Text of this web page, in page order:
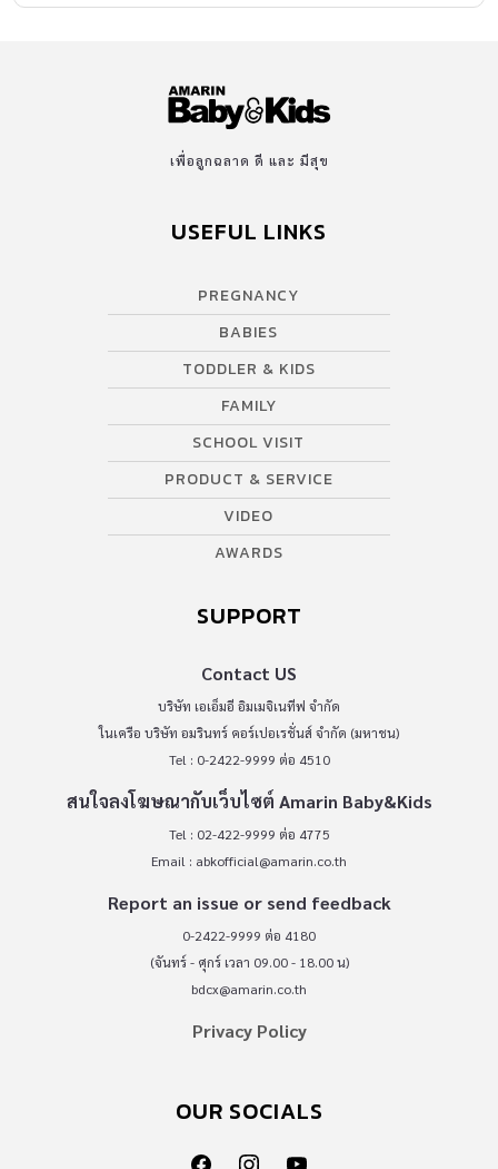
เพื่อลูกฉลาด ดี และ มีสุข
USEFUL LINKS
PREGNANCY
BABIES
TODDLER & KIDS
FAMILY
SCHOOL VISIT
PRODUCT & SERVICE
VIDEO
AWARDS
SUPPORT
Contact US
บริษัท เอเอ็มอี อิมเมจิเนทีฟ จำกัด
ในเครือ บริษัท อมรินทร์ คอร์เปอเรชั่นส์ จำกัด (มหาชน)
Tel : 0-2422-9999 ต่อ 4510
สนใจลงโฆษณากับเว็บไซต์ Amarin Baby&Kids
Tel : 02-422-9999 ต่อ 4775
Email : abkofficial@amarin.co.th
Report an issue or send feedback
0-2422-9999 ต่อ 4180
(จันทร์ - ศุกร์ เวลา 09.00 - 18.00 น)
bdcx@amarin.co.th
Privacy Policy
OUR SOCIALS